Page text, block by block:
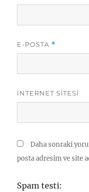
E-POSTA *
İNTERNET SITESI
Daha sonraki
posta adresim ve site
Spam testi: